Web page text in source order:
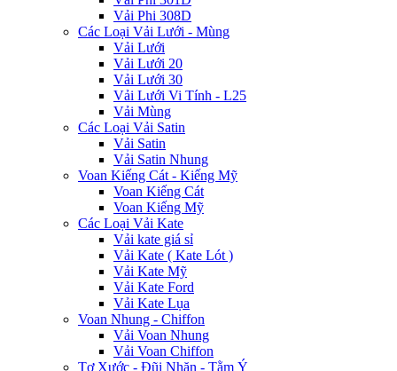
Vải Phi 308D
Các Loại Vải Lưới - Mùng
Vải Lưới
Vải Lưới 20
Vải Lưới 30
Vải Lưới Vi Tính - L25
Vải Mùng
Các Loại Vải Satin
Vải Satin
Vải Satin Nhung
Voan Kiếng Cát - Kiếng Mỹ
Voan Kiếng Cát
Voan Kiếng Mỹ
Các Loại Vải Kate
Vải kate giá sỉ
Vải Kate ( Kate Lót )
Vải Kate Mỹ
Vải Kate Ford
Vải Kate Lụa
Voan Nhung - Chiffon
Vải Voan Nhung
Vải Voan Chiffon
Tơ Xước - Đũi Nhăn - Tằm Ý